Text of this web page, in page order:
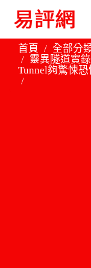
首頁 全部分
靈異隧道實
Tunnel夠驚悚恐